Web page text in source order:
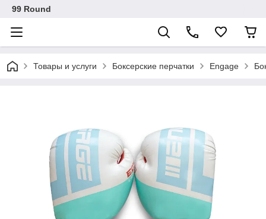
99 Round
Товары и услуги Боксерские перчатки Engage